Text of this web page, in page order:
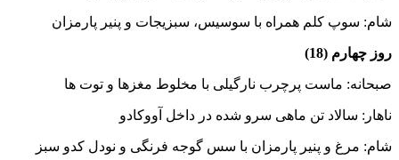
شام: سوپ کلم همراه با سوسیس، سبزیجات و پنیر پارمزان
روز چهارم (18)
صبحانه: ماست پرچرب نارگیلی با مخلوط مغزها و توت ها
ناهار: سالاد تن ماهی سرو شده در داخل آووکادو
شام: مرغ و پنیر پارمزان با سس گوجه فرنگی و نودل کدو سبز